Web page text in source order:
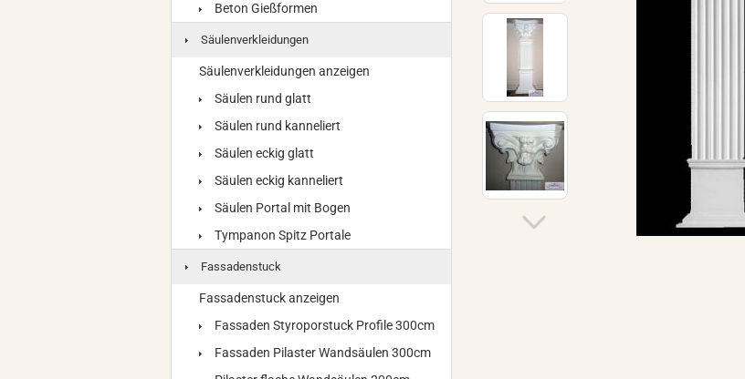
Beton Gießformen
Säulenverkleidungen
Säulenverkleidungen anzeigen
Säulen rund glatt
Säulen rund kanneliert
Säulen eckig glatt
Säulen eckig kanneliert
Säulen Portal mit Bogen
Tympanon Spitz Portale
Fassadenstuck
Fassadenstuck anzeigen
Fassaden Styroporstuck Profile 300cm
Fassaden Pilaster Wandsäulen 300cm